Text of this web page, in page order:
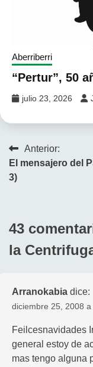
Aberriberri
“Pertur”, 50
julio 23, 2026
Navegación
de
Anterior:
El mensajero del
3)
43
la
Arranokabia dice:
diciembre 25, 2008 a
Feilcesnavidades
general estoy de
mas tengo alguna